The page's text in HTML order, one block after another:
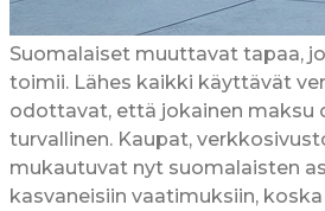
Suomalaiset muuttavat tapaa,
toimii. Lähes kaikki käyttävät
odottavat, että jokainen maksu
turvallinen. Kaupat,
mukautuvat nyt suomalaisten
kasvaneisiin vaatimuksiin,